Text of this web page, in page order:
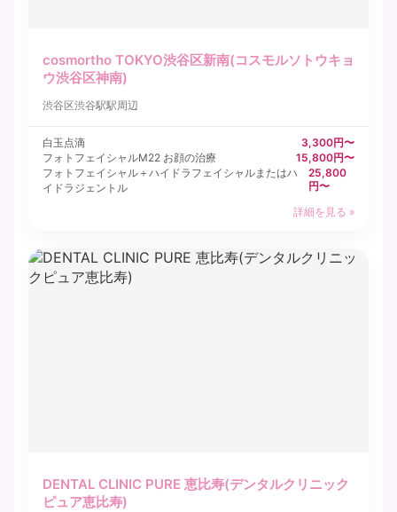
cosmortho TOKYO渋谷区新南(コスモルソトウキョ
ウ渋谷区神南)
渋谷区渋谷駅駅周辺
白玉点滴
3,300円〜
フォトフェイシャルM22 お顔の治療
15,800円〜
フォトフェイシャル＋ハイドラフェイシャルまたはハ
イドラジェントル
25,800
円〜
詳細を見る »
DENTAL CLINIC PURE 恵比寿(デンタルクリニック
ピュア恵比寿)